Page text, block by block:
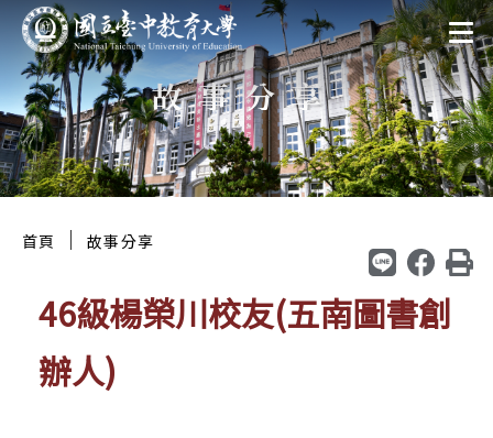
跳
至
主
要
區
:::
故事分享
首頁 ｜ 故事分享
46級楊榮川校友(五南圖書創
辦人)